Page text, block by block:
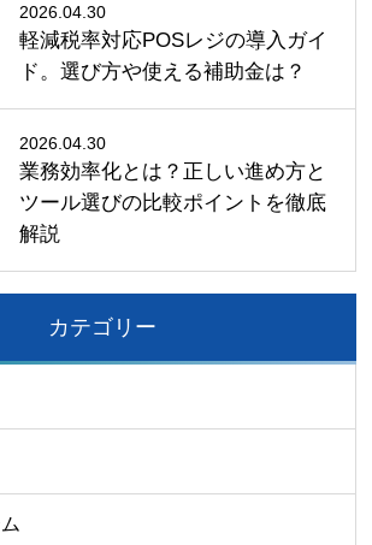
2026.04.30
軽減税率対応POSレジの導入ガイ
ド。選び方や使える補助金は？
2026.04.30
業務効率化とは？正しい進め方と
ツール選びの比較ポイントを徹底
解説
カテゴリー